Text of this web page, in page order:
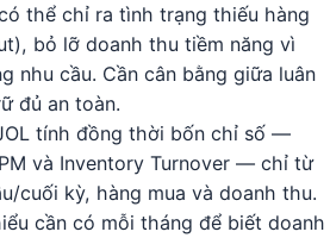
thể chỉ ra tình trạng thiếu hàng
bỏ lỡ doanh thu tiềm năng vì
nhu cầu. Cần cân bằng giữa luân
đủ an toàn.
tính đồng thời bốn chỉ số —
và Inventory Turnover — chỉ từ
cuối kỳ, hàng mua và doanh thu.
cần có mỗi tháng để biết doanh